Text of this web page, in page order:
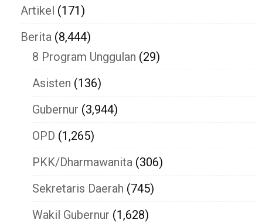
Artikel (171)
Berita (8,444)
8 Program Unggulan (29)
Asisten (136)
Gubernur (3,944)
OPD (1,265)
PKK/Dharmawanita (306)
Sekretaris Daerah (745)
Wakil Gubernur (1,628)